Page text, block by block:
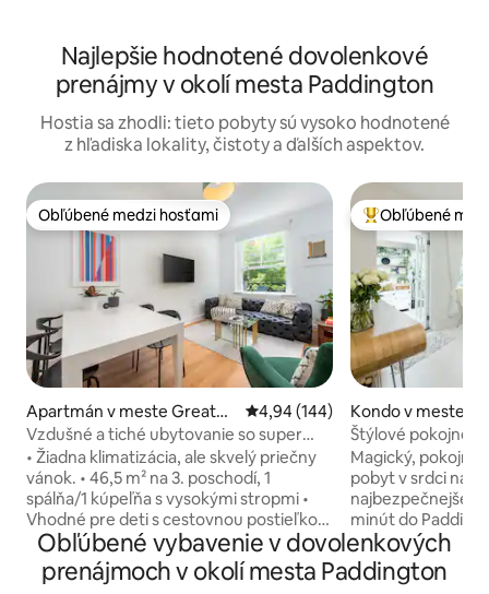
Najlepšie hodnotené dovolenkové
prenájmy v okolí mesta Paddington
Hostia sa zhodli: tieto pobyty sú vysoko hodnotené
z hľadiska lokality, čistoty a ďalších aspektov.
Obľúbené medzi hosťami
Obľúbené medzi hosťami
Apartmán v meste Greater
London
Priemerné ohodnotenie 4,94 z
4,94 (144)
Vzdušné a tiché ubytovanie so super
veľkou manželskou penovou posteľou,
rozlohou 46,5 m² a záhradou
• Žiadna klimatizácia, ale skvelý priečny
vánok. • 46,5 m² na 3. poschodí, 1
spálňa/1 kúpeľňa s vysokými stropmi •
Vhodné pre deti s cestovnou postieľkou,
detskou jedálenskou stoličkou,
bezpečnostnými bránkami a detským
ihriskom v okolí. • Postele: 1 manželská
Najobľúbenejšie
Obľúbené
Kondo v meste
don
Štýlové pokojné
zimná záhrada
Magický,
pobyt v srdci
najbezpečnejšej
minút do
priamo do srdca
a krásny, má 2
kúpeľne, plne
Obľúbené vybavenie v dovolenkových
prenájmoch v okolí mesta Paddington